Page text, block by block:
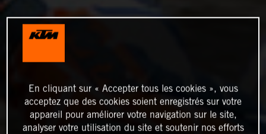
En cliquant sur « Accepter tous les cookies », vous
acceptez que des cookies soient enregistrés sur votre
appareil pour améliorer votre navigation sur le site,
analyser votre utilisation du site et soutenir nos efforts